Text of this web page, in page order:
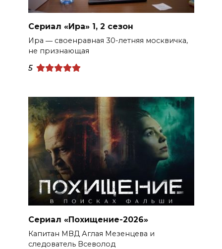
Сериал «Ира» 1, 2 сезон
Ира ― своенравная 30-летняя москвичка,
не признающая
5
Сериал «Похищение-2026»
Капитан МВД Аглая Мезенцева и
следователь Всеволод